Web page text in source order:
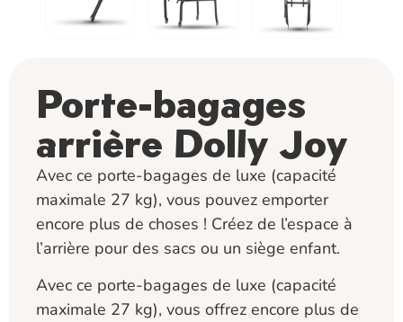
Porte-bagages
arrière Dolly Joy
Avec ce porte-bagages de luxe (capacité
maximale 27 kg), vous pouvez emporter
encore plus de choses ! Créez de l’espace à
l’arrière pour des sacs ou un siège enfant.
Avec ce porte-bagages de luxe (capacité
maximale 27 kg), vous offrez encore plus de